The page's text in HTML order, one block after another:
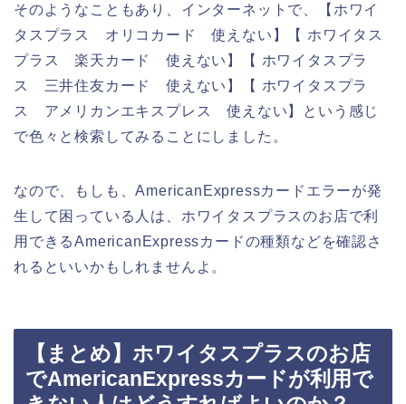
そのようなこともあり、インターネットで、【ホワイ
タスプラス オリコカード 使えない】【 ホワイタス
プラス 楽天カード 使えない】【 ホワイタスプラ
ス 三井住友カード 使えない】【 ホワイタスプラ
ス アメリカンエキスプレス 使えない】という感じ
で色々と検索してみることにしました。
なので、もしも、AmericanExpressカードエラーが発
生して困っている人は、ホワイタスプラスのお店で利
用できるAmericanExpressカードの種類などを確認さ
れるといいかもしれませんよ。
【まとめ】ホワイタスプラスのお店
でAmericanExpressカードが利用で